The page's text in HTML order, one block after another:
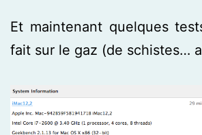
Et maintenant quelques
fait sur le gaz (de schistes…